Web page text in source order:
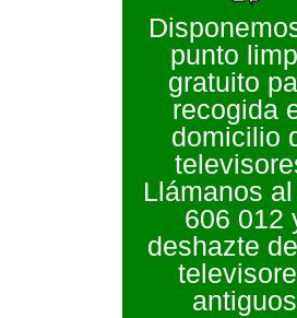
punto
gratuito
recogida
domicilio
Llámanos
606 012
deshazte
antiguos